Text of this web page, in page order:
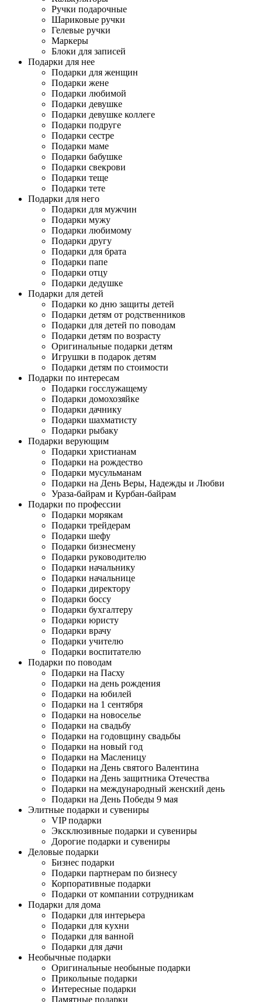
Ручки подарочные
Шариковые ручки
Гелевые ручки
Маркеры
Блоки для записей
Подарки для нее
Подарки для женщин
Подарки жене
Подарки любимой
Подарки девушке
Подарки девушке коллеге
Подарки подруге
Подарки сестре
Подарки маме
Подарки бабушке
Подарки свекрови
Подарки теще
Подарки тете
Подарки для него
Подарки для мужчин
Подарки мужу
Подарки любимому
Подарки другу
Подарки для брата
Подарки папе
Подарки отцу
Подарки дедушке
Подарки для детей
Подарки ко дню защиты детей
Подарки детям от родственников
Подарки для детей по поводам
Подарки детям по возрасту
Оригинальные подарки детям
Игрушки в подарок детям
Подарки детям по стоимости
Подарки по интересам
Подарки госслужащему
Подарки домохозяйке
Подарки дачнику
Подарки шахматисту
Подарки рыбаку
Подарки верующим
Подарки христианам
Подарки на рождество
Подарки мусульманам
Подарки на День Веры, Надежды и Любви
Ураза-байрам и Курбан-байрам
Подарки по профессии
Подарки морякам
Подарки трейдерам
Подарки шефу
Подарки бизнесмену
Подарки руководителю
Подарки начальнику
Подарки начальнице
Подарки директору
Подарки боссу
Подарки бухгалтеру
Подарки юристу
Подарки врачу
Подарки учителю
Подарки воспитателю
Подарки по поводам
Подарки на Пасху
Подарки на день рождения
Подарки на юбилей
Подарки на 1 сентября
Подарки на новоселье
Подарки на свадьбу
Подарки на годовщину свадьбы
Подарки на новый год
Подарки на Масленицу
Подарки на День святого Валентина
Подарки на День защитника Отечества
Подарки на международный женский день
Подарки на День Победы 9 мая
Элитные подарки и сувениры
VIP подарки
Эксклюзивные подарки и сувениры
Дорогие подарки и сувениры
Деловые подарки
Бизнес подарки
Подарки партнерам по бизнесу
Корпоративные подарки
Подарки от компании сотрудникам
Подарки для дома
Подарки для интерьера
Подарки для кухни
Подарки для ванной
Подарки для дачи
Необычные подарки
Оригинальные необыные подарки
Прикольные подарки
Интересные подарки
Памятные подарки